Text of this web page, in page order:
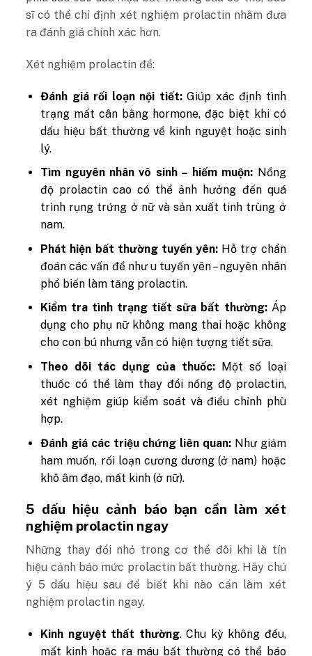
sĩ có thể chỉ định xét nghiệm prolactin nhằm đưa
ra đánh giá chính xác hơn.
Xét nghiệm prolactin để:
Đánh giá rối loạn nội tiết:Giúp xác định tình
trạng mất cân bằng hormone, đặc biệt khi có
dấu hiệu bất thường về kinh nguyệt hoặc sinh
lý.
Tìm nguyên nhân vô sinh – hiếm muộn: Nồng
độ prolactin cao có thể ảnh hưởng đến quá
trình rụng trứng ở nữ và sản xuất tinh trùng ở
nam.
Phát hiện bất thường tuyến yên: Hỗ trợ chẩn
đoán các vấn đề như u tuyến yên – nguyên nhân
phổ biến làm tăng prolactin.
Kiểm tra tình trạng tiết sữa bất thường:Áp
dụng cho phụ nữ không mang thai hoặc không
cho con bú nhưng vẫn có hiện tượng tiết sữa.
Theo dõi tác dụng của thuốc:Một số loại
thuốc có thể làm thay đổi nồng độ prolactin,
xét nghiệm giúp kiểm soát và điều chỉnh phù
hợp.
Đánh giá các triệu chứng liên quan: Như giảm
ham muốn, rối loạn cương dương (ở nam) hoặc
khô âm đạo, mất kinh (ở nữ).
5 dấu hiệu cảnh báo bạn cần làm xét
nghiệm prolactin ngay
Những thay đổi nhỏ trong cơ thể đôi khi là tín
hiệu cảnh báo mức prolactin bất thường. Hãy chú
ý 5 dấu hiệu sau để biết khi nào cần làm xét
nghiệm prolactin ngay.
Kinh nguyệt thất thường. Chu kỳ không đều,
mất kinh hoặc ra máu bất thường có thể báo